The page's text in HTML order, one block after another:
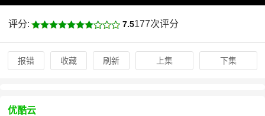
评分: 7.5177次评分
报错 收藏 刷新 上集 下集
优酷云